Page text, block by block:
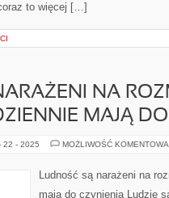
to więcej […]
NA
MAJĄ
22 - 2025 MOŻLIWOŚĆ
Ludność są narażeni na
mają do czynienia Ludzie